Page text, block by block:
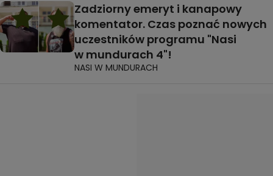
Zadziorny emeryt i kanapowy
komentator. Czas poznać nowych
uczestników programu "Nasi
w mundurach 4"!
NASI W MUNDURACH